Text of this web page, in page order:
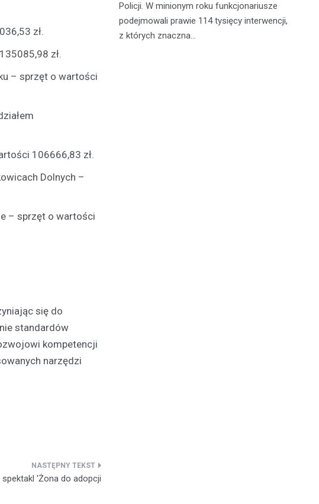
zł.
zł.
– sprzęt o wartości
106666,83 zł.
Dolnych –
– sprzęt o wartości
się do
standardów
kompetencji
narzędzi
'Żona do adopcji
Policji. W minionym roku funkcjonariusze
podejmowali prawie 114 tysięcy interwencji,
z których znaczna…